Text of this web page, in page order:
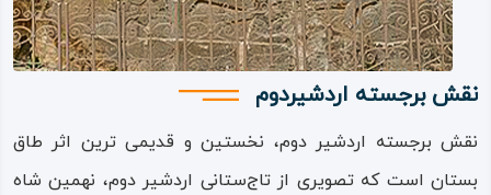
آناهیتا) نقش بسته است. در طرفین آن بال های شاهین به
عنوان نماد الهه بهرام (مظهر پیروزی) دیده می شود.
همچنین در کناره ورودی طاق‌بزرگ، نگاره هایی از درخت زندگی،
فرشتگان بالدار، مراسم شکار گراز و مرغان و ماهیان، مجالس
بزم و شادی و نقش هایی از اسب، فیل و قایق وجود دارد.
نقش برجسته اردشیر‌دوم
نقش‌ برجسته اردشیر دوم، نخستین و قدیمی ترین اثر طاق
بستان است که تصویری از تاج‌ستانی اردشیر دوم، نهمین شاه